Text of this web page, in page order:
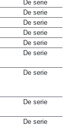
De serie
De serie
De serie
De serie
De serie
De serie
De serie
De serie
De serie